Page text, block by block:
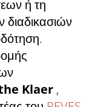
ή τη
διαδικασιών
Klaer ,